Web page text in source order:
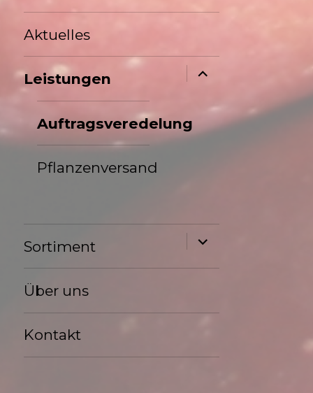
Aktuelles
Leistungen
Untermenü
anzeigen
Auftragsveredelung
Pflanzenversand
Sortiment
Untermenü
anzeigen
Über uns
Kontakt